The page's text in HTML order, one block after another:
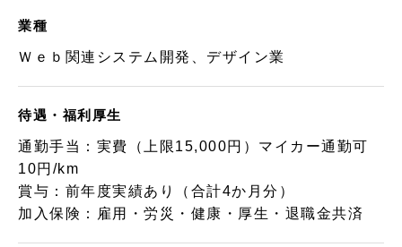
業種
Ｗｅｂ関連システム開発、デザイン業
待遇・福利厚生
通勤手当：実費（上限15,000円）マイカー通勤可
10円/km
賞与：前年度実績あり（合計4か月分）
加入保険：雇用・労災・健康・厚生・退職金共済